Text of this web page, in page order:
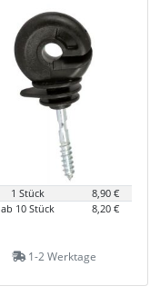
1 Stück
8,90 €
ab 10 Stück
8,20 €
1-2 Werktage